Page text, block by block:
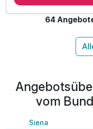
inkl. Nutzung
inkl. Nutzung beheiztes
64
vom
Siena